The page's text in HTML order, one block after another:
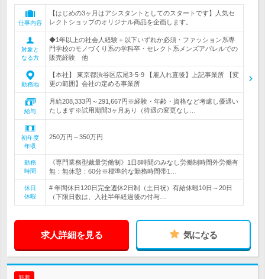
仕事内容
【はじめの3ヶ月はアシスタントとしてのスタートです】人気セ
レクトショップのオリジナル商品を企画します。
対象と
なる方
◆1年以上の社会人経験＋以下いずれか必須・ファッション系専
門学校のモノづくり系の学科卒・セレクト系メンズアパレルでの
販売経験 他
勤務地
【本社】 東京都渋谷区広尾3-5-9 【雇入れ直後】上記事業所 【変
更の範囲】会社の定める事業所
給与
月給208,333円～291,667円※経験・年齢・資格など考慮し優遇い
たします※試用期間3ヶ月あり（待遇の変更なし…
初年度
年収
250万円～350万円
勤務
時間
《専門業務型裁量労働制》1日8時間のみなし労働制時間外労働有
無：無休憩：60分※標準的な勤務時間帯1…
休日
休暇
# 年間休日120日完全週休2日制（土日祝）有給休暇10日～20日
（下限日数は、入社半年経過後の付与…
求人詳細を見る 気になる
新着